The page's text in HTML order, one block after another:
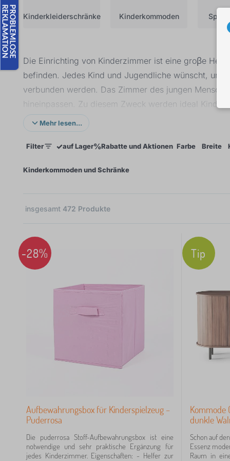
Kinderkleiderschränke Kinderkommoden
Die Einrichting von Kinderzimmer ist eine groβe
befinden. Jedes Kind und Jugendliche wünscht, um
verbunden werden. Das Zimmer des jungen
hineinpassen. Zu diesem Zweck werden ideal
Spielzeuge dient Spielzeugtruhe oder
nicht gefährlich für Kinder. Sehr wichtig ist auch die
Beispiel weiß oder natur.
Mehr lesen...
Filter ✓auf Lager%Rabatte und Aktionen Farbe Breite
Kinderkommoden und Schränke
insgesamt 472 Produkte
-28%
Aufbewahrungsbox für Kinderspielzeug –
Puderrosa
Die puderrosa Stoff-Aufbewahrungsbox ist eine
notwendige und sehr praktische Ergänzung für
jedes Kinderzimmer. Eigenschaften: - Helfer zur
Tip
Kommode
dunkle
Schon auf
Essenz
Raum in